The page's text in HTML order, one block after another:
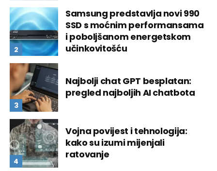
Samsung predstavlja novi 990
SSD s moćnim performansama
i poboljšanom energetskom
učinkovitošću
Najbolji chat GPT besplatan:
pregled najboljih AI chatbota
Vojna povijest i tehnologija:
kako su izumi mijenjali
ratovanje